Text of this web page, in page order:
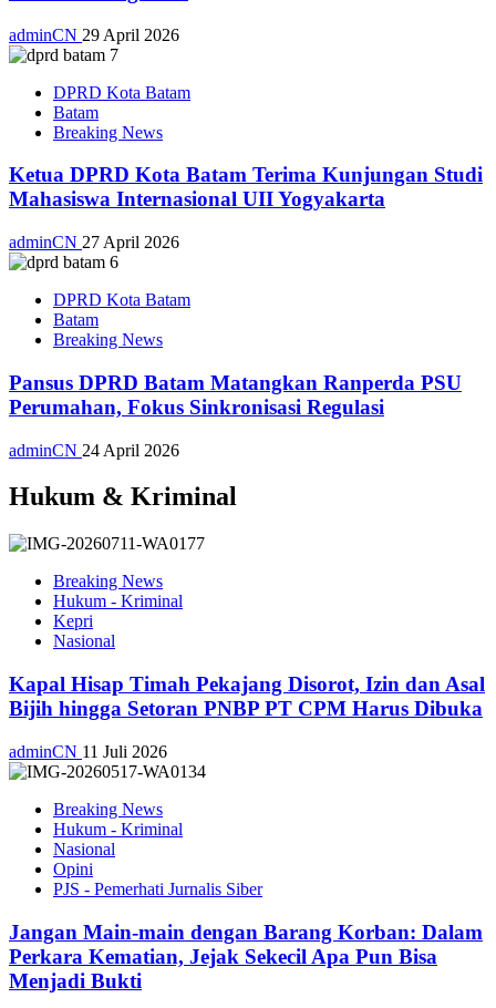
adminCN 29 April 2026
DPRD Kota Batam
Batam
Breaking News
Ketua DPRD Kota Batam Terima Kunjungan Studi
Mahasiswa Internasional UII Yogyakarta
adminCN 27 April 2026
DPRD Kota Batam
Batam
Breaking News
Pansus DPRD Batam Matangkan Ranperda PSU
Perumahan, Fokus Sinkronisasi Regulasi
adminCN 24 April 2026
Hukum & Kriminal
Breaking News
Hukum - Kriminal
Kepri
Nasional
Kapal Hisap Timah Pekajang Disorot, Izin dan Asal
Bijih hingga Setoran PNBP PT CPM Harus Dibuka
adminCN 11 Juli 2026
Breaking News
Hukum - Kriminal
Nasional
Opini
PJS - Pemerhati Jurnalis Siber
Jangan Main-main dengan Barang Korban: Dalam
Perkara Kematian, Jejak Sekecil Apa Pun Bisa
Menjadi Bukti